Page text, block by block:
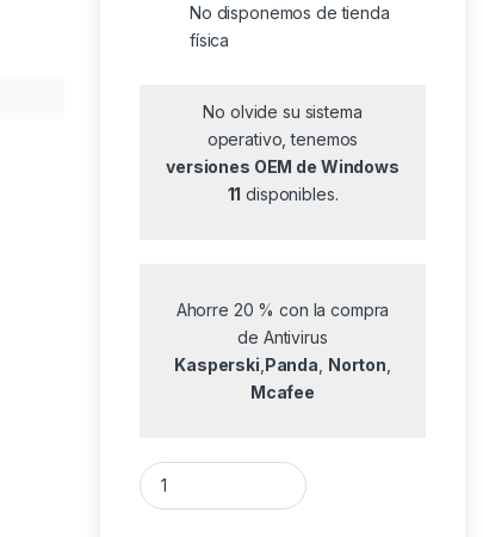
No disponemos de tienda
física
No olvide su sistema
operativo, tenemos
versiones OEM de Windows
11 disponibles.
Ahorre 20 % con la compra
de Antivirus
Kasperski Panda Norton
Mcafee
Ventilador de caja unyka 90mm color